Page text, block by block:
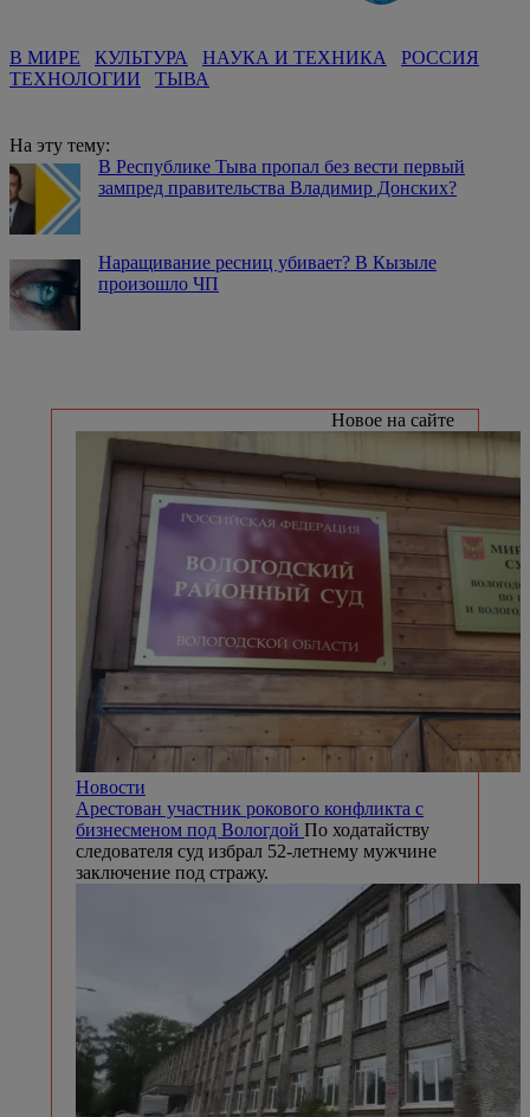
В МИРЕ КУЛЬТУРА НАУКА И ТЕХНИКА
РОССИЯ
ТЕХНОЛОГИИ
ТЫВА
На эту тему:
В Республике Тыва пропал без вести первый
зампред правительства Владимир Донских?
Наращивание ресниц убивает? В Кызыле
произошло ЧП
Новое на сайте
Новости
Арестован участник рокового конфликта с
бизнесменом под Вологдой По ходатайству
следователя суд избрал 52-летнему мужчине
заключение под стражу.